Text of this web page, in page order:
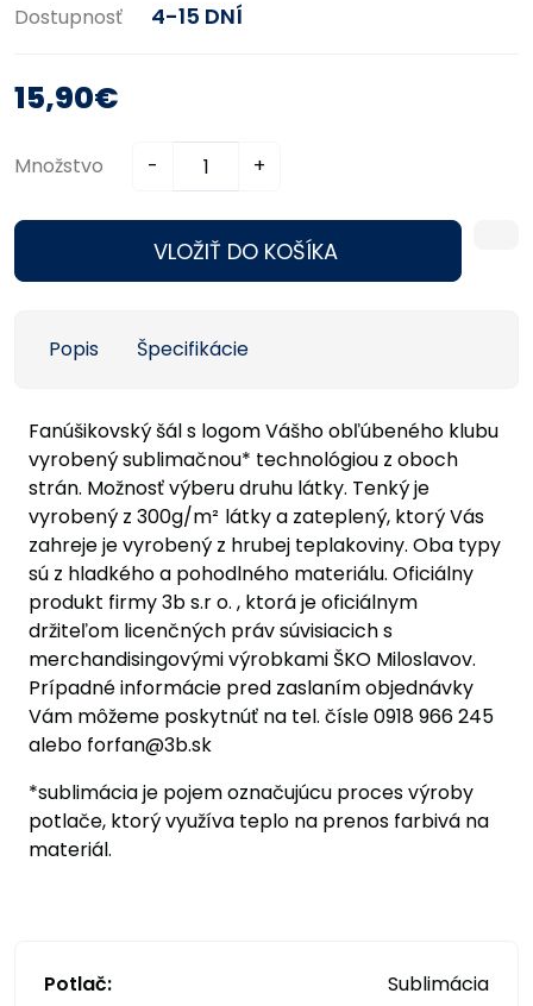
Dostupnosť 4-15 DNÍ
15,90€
Množstvo - +
VLOŽIŤ DO KOŠÍKA
Popis Špecifikácie
Fanúšikovský šál s logom Vášho obľúbeného klubu
vyrobený sublimačnou* technológiou z oboch
strán. Možnosť výberu druhu látky. Tenký je
vyrobený z 300g/m² látky a zateplený, ktorý Vás
zahreje je vyrobený z hrubej teplakoviny. Oba typy
sú z hladkého a pohodlného materiálu. Oficiálny
produkt firmy 3b s.r o. , ktorá je oficiálnym
držiteľom licenčných práv súvisiacich s
merchandisingovými výrobkami ŠKO Miloslavov.
Prípadné informácie pred zaslaním objednávky
Vám môžeme poskytnúť na tel. čísle 0918 966 245
alebo forfan@3b.sk
*sublimácia je pojem označujúcu proces výroby
potlače, ktorý využíva teplo na prenos farbivá na
materiál.
Potlač: Sublimácia